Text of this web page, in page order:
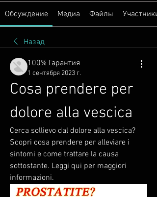
Обсуждение Медиа Файлы Участники
Назад
100% Гарантия
1 сентября 2023 г.
Cosa prendere per
dolore alla vescica
Cerca sollievo dal dolore alla vescica?
Scopri cosa prendere per alleviare i
sintomi e come trattare la causa
sottostante. Leggi qui per maggiori
informazioni.